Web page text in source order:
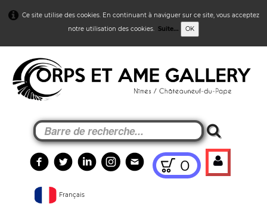
Ce site utilise des cookies. En continuant à naviguer sur ce site, vous acceptez
notre utilisation des cookies. Suite... OK
0
Français